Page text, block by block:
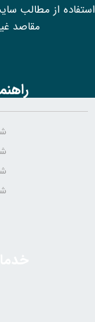
استفاده از مطالب
مقاصد